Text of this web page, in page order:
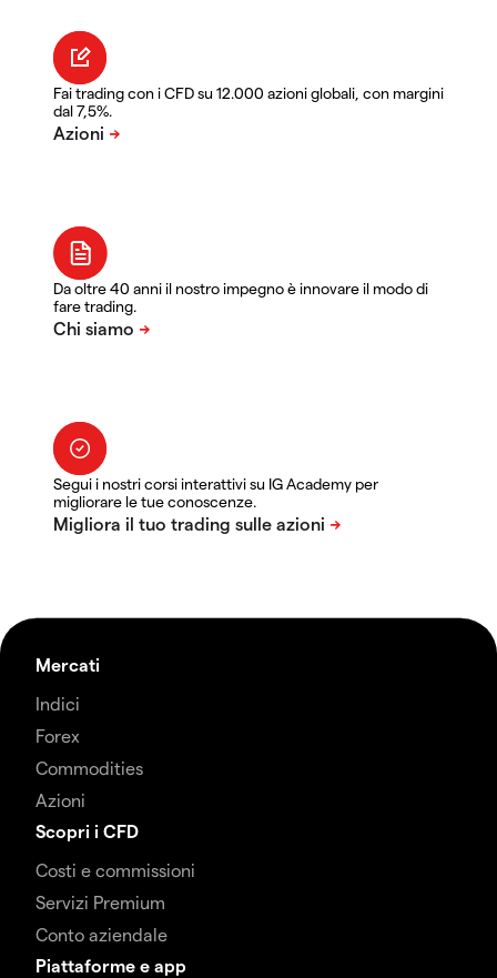
Fai trading con i CFD su 12.000 azioni globali, con margini
dal 7,5%.
Da oltre 40 anni il nostro impegno è innovare il modo di
fare trading.
Segui i nostri corsi interattivi su IG Academy per
migliorare le tue conoscenze.
Mercati
Indici
Forex
Commodities
Azioni
Scopri i CFD
Costi e commissioni
Servizi Premium
Conto aziendale
Piattaforme e app